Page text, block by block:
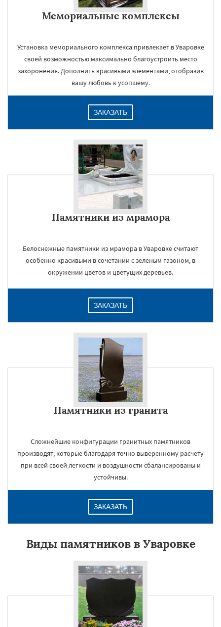
Мемориальные комплексы
Установка мемориального комплекса привлекает в Уваровке
своей возможностью максимально благоустроить место
захоронения. Дополнить красивыми элементами, отобразив
вашу любовь к усопшему.
ЗАКАЗАТЬ
Памятники из мрамора
Белоснежные памятники из мрамора в Уваровке считают
особенно красивыми в сочетании с зеленым газоном, в
окружении цветов и цветущих деревьев.
ЗАКАЗАТЬ
Памятники из гранита
Сложнейшие конфигурации гранитных памятников
производят, которые благодаря точно выверенному расчету
при всей своей легкости и воздушности сбалансированы и
устойчивы.
ЗАКАЗАТЬ
Виды памятников в Уваровке